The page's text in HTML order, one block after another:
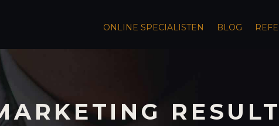
ONLINE SPECIALISTEN BLOG